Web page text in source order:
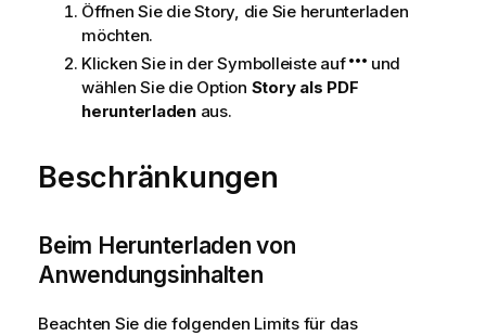
Öffnen Sie die Story, die Sie herunterladen
möchten.
Klicken Sie in der Symbolleiste auf
und
wählen Sie die Option Story als PDF
herunterladenaus.
Beschränkungen
Beim Herunterladen von
Anwendungsinhalten
Beachten Sie die folgenden Limits für das